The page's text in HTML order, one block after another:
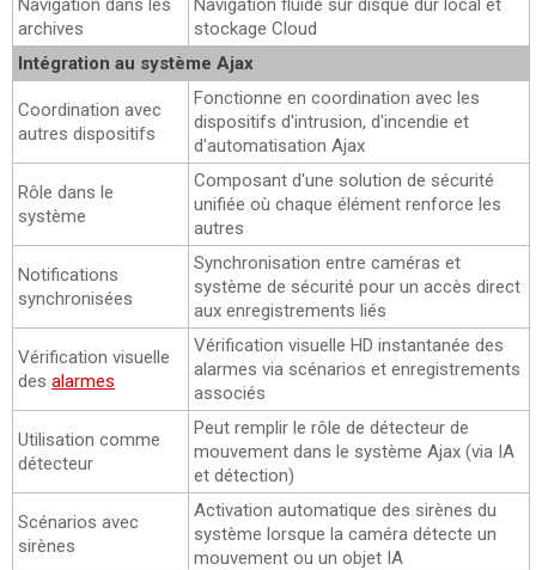
Navigation dans les
archives
Navigation fluide sur disque dur local et
stockage Cloud
Intégration au système Ajax
Coordination avec
autres dispositifs
Fonctionne en coordination avec les
dispositifs d'intrusion, d'incendie et
d'automatisation Ajax
Rôle dans le
système
Composant d'une solution de sécurité
unifiée où chaque élément renforce les
autres
Notifications
synchronisées
Synchronisation entre caméras et
système de sécurité pour un accès direct
aux enregistrements liés
Vérification visuelle
des alarmes
Vérification visuelle HD instantanée des
alarmes via scénarios et enregistrements
associés
Utilisation comme
détecteur
Peut remplir le rôle de détecteur de
mouvement dans le système Ajax (via IA
et détection)
Scénarios avec
sirènes
Activation automatique des sirènes du
système lorsque la caméra détecte un
mouvement ou un objet IA